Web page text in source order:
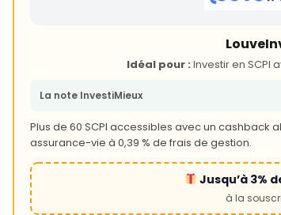
Idéal pour : Investir en SCPI
La note InvestiMieux
Plus de 60 SCPI accessibles avec un cashback
assurance-vie à 0,39 % de frais de gestion.
Jusqu’à 3%
à la